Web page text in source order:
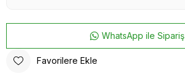
WhatsApp ile Sipariş
Favorilere Ekle